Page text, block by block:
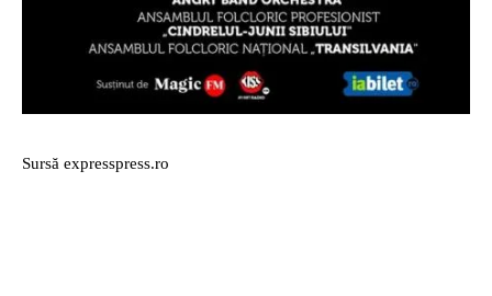
Sursă expresspress.ro